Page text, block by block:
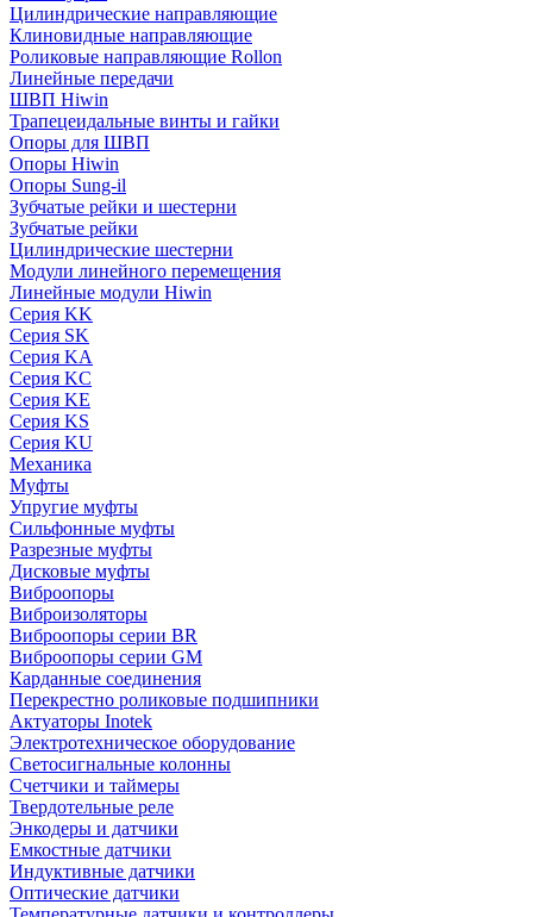
Цилиндрические направляющие
Клиновидные направляющие
Роликовые направляющие Rollon
Линейные передачи
ШВП Hiwin
Трапецеидальные винты и гайки
Опоры для ШВП
Опоры Hiwin
Опоры Sung-il
Зубчатые рейки и шестерни
Зубчатые рейки
Цилиндрические шестерни
Модули линейного перемещения
Линейные модули Hiwin
Серия KK
Серия SK
Серия KA
Серия KC
Серия KE
Серия KS
Серия KU
Механика
Муфты
Упругие муфты
Сильфонные муфты
Разрезные муфты
Дисковые муфты
Виброопоры
Виброизоляторы
Виброопоры серии BR
Виброопоры серии GM
Карданные соединения
Перекрестно роликовые подшипники
Актуаторы Inotek
Электротехническое оборудование
Светосигнальные колонны
Счетчики и таймеры
Твердотельные реле
Энкодеры и датчики
Емкостные датчики
Индуктивные датчики
Оптические датчики